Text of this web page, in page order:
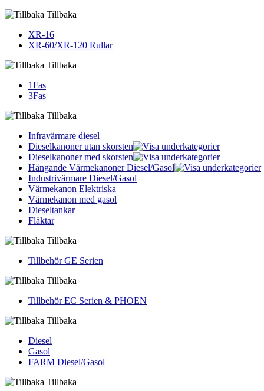
Tillbaka
XR-16
XR-60/XR-120 Rullar
Tillbaka
1Fas
3Fas
Tillbaka
Infravärmare diesel
Dieselkanoner utan skorsten
Dieselkanoner med skorsten
Hängande Värmekanoner Diesel/Gasol
Industrivärmare Diesel/Gasol
Värmekanon Elektriska
Värmekanon med gasol
Dieseltankar
Fläktar
Tillbaka
Tillbehör GE Serien
Tillbaka
Tillbehör EC Serien & PHOEN
Tillbaka
Diesel
Gasol
FARM Diesel/Gasol
Tillbaka